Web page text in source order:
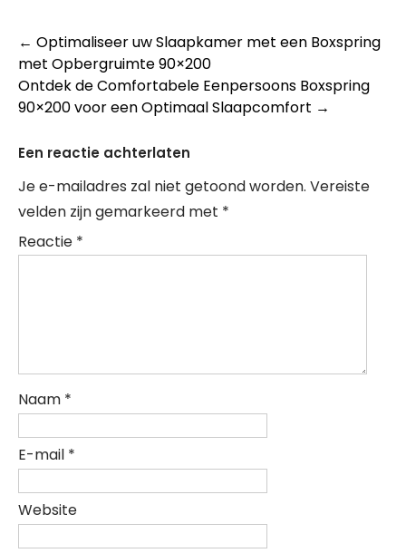
Berichtnavigatie
← Optimaliseer uw Slaapkamer met een Boxspring
met Opbergruimte 90×200
Ontdek de Comfortabele Eenpersoons Boxspring
90×200 voor een Optimaal Slaapcomfort →
Een reactie achterlaten
Je e-mailadres zal niet getoond worden. Vereiste
velden zijn gemarkeerd met *
Reactie *
Naam *
E-mail *
Website